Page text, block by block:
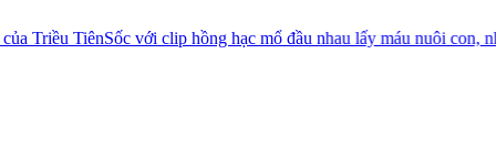
Sốc với clip hồng hạc mổ đầu nhau lấy máu nuôi con, nhưng lý do